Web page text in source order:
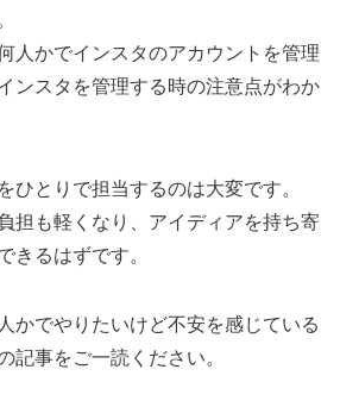
人かでインスタのアカウントを管理
ンスタを管理する時の注意点がわか
ひとりで担当するのは大変です。
担も軽くなり、アイディアを持ち寄
きるはずです。
かでやりたいけど不安を感じている
記事をご一読ください。